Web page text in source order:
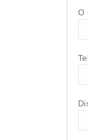
O